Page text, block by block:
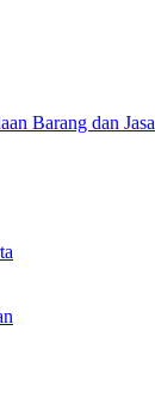
Barang dan Jasa